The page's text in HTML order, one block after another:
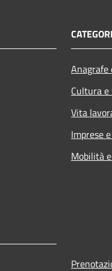
Cultura
Vita
Imprese
Mobilità